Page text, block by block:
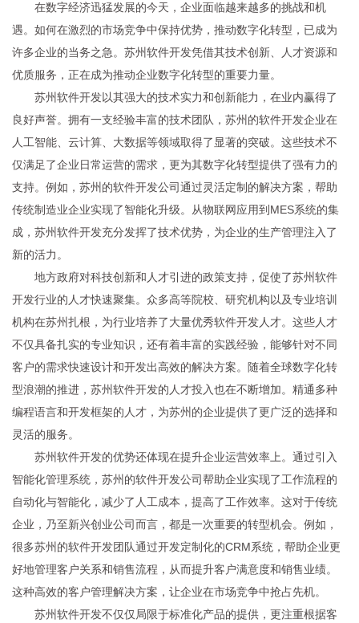
在数字经济迅猛发展的今天，企业面临越来越多的挑战和机
遇。如何在激烈的市场竞争中保持优势，推动数字化转型，已成为
许多企业的当务之急。苏州软件开发凭借其技术创新、人才资源和
优质服务，正在成为推动企业数字化转型的重要力量。
苏州软件开发以其强大的技术实力和创新能力，在业内赢得了
良好声誉。拥有一支经验丰富的技术团队，苏州的软件开发企业在
人工智能、云计算、大数据等领域取得了显著的突破。这些技术不
仅满足了企业日常运营的需求，更为其数字化转型提供了强有力的
支持。例如，苏州的软件开发公司通过灵活定制的解决方案，帮助
传统制造业企业实现了智能化升级。从物联网应用到MES系统的集
成，苏州软件开发充分发挥了技术优势，为企业的生产管理注入了
新的活力。
地方政府对科技创新和人才引进的政策支持，促使了苏州软件
开发行业的人才快速聚集。众多高等院校、研究机构以及专业培训
机构在苏州扎根，为行业培养了大量优秀软件开发人才。这些人才
不仅具备扎实的专业知识，还有着丰富的实践经验，能够针对不同
客户的需求快速设计和开发出高效的解决方案。随着全球数字化转
型浪潮的推进，苏州软件开发的人才投入也在不断增加。精通多种
编程语言和开发框架的人才，为苏州的企业提供了更广泛的选择和
灵活的服务。
苏州软件开发的优势还体现在提升企业运营效率上。通过引入
智能化管理系统，苏州的软件开发公司帮助企业实现了工作流程的
自动化与智能化，减少了人工成本，提高了工作效率。这对于传统
企业，乃至新兴创业公司而言，都是一次重要的转型机会。例如，
很多苏州的软件开发团队通过开发定制化的CRM系统，帮助企业更
好地管理客户关系和销售流程，从而提升客户满意度和销售业绩。
这种高效的客户管理解决方案，让企业在市场竞争中抢占先机。
苏州软件开发不仅仅局限于标准化产品的提供，更注重根据客